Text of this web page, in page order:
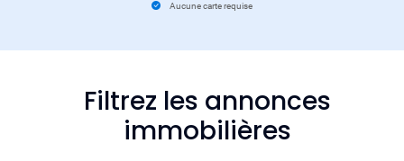
Aucune carte requise
Filtrez les annonces
immobilières